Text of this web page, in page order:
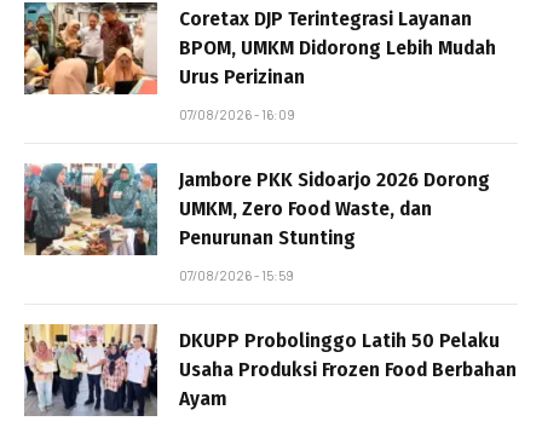
Coretax DJP Terintegrasi Layanan
BPOM, UMKM Didorong Lebih Mudah
Urus Perizinan
07/08/2026 - 16:09
Jambore PKK Sidoarjo 2026 Dorong
UMKM, Zero Food Waste, dan
Penurunan Stunting
07/08/2026 - 15:59
DKUPP Probolinggo Latih 50 Pelaku
Usaha Produksi Frozen Food Berbahan
Ayam